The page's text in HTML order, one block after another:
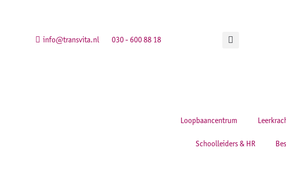
info@transvita.nl 030 - 600 88 18
Loopbaancentrum
Schoolleiders & HR